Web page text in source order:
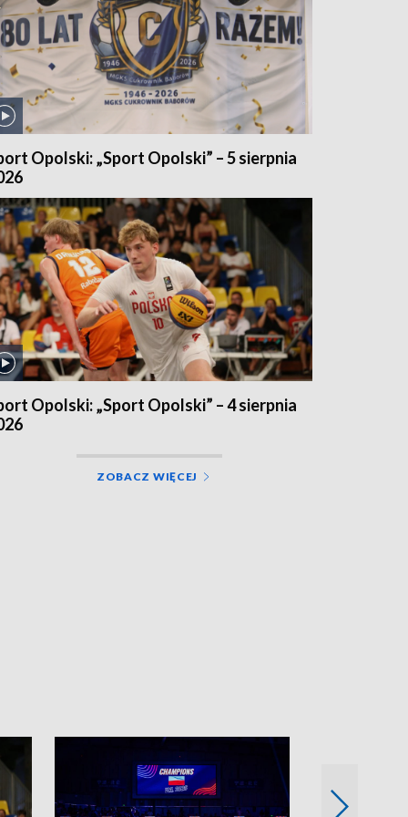
Opolski: „Sport Opolski” – 5 sierpnia
Opolski: „Sport Opolski” – 4 sierpnia
ZOBACZ WIĘCEJ